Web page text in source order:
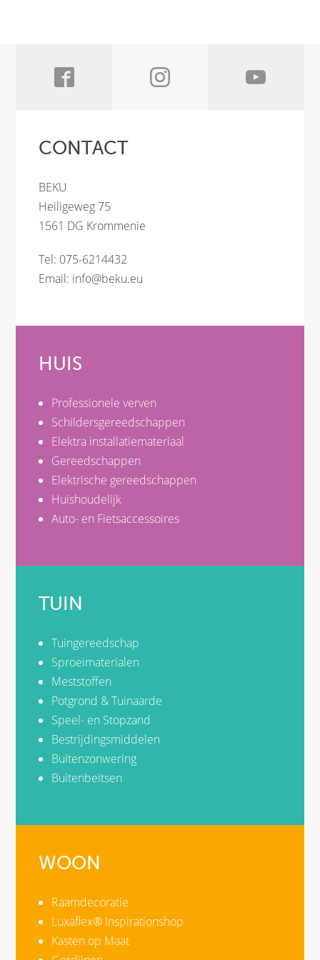
CONTACT
BEKU
Heiligeweg 75
1561 DG Krommenie
Tel: 075-6214432
Email: info@beku.eu
HUIS
Professionele verven
Schildersgereedschappen
Elektra installatiemateriaal
Gereedschappen
Elektrische gereedschappen
Huishoudelijk
Auto- en Fietsaccessoires
TUIN
Tuingereedschap
Sproeimaterialen
Meststoffen
Potgrond & Tuinaarde
Speel- en Stopzand
Bestrijdingsmiddelen
Buitenzonwering
Buitenbeitsen
WOON
Raamdecoratie
Luxaflex® Inspirationshop
Kasten op Maat